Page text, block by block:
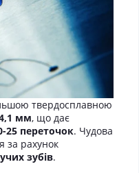
твердосплавною
мм, що дає
25 переточок. Чудова
за рахунок
зубів.